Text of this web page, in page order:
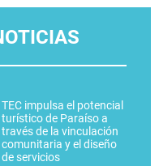
TEC impulsa el potencial
turístico de Paraíso a
través de la vinculación
comunitaria y el diseño
de servicios